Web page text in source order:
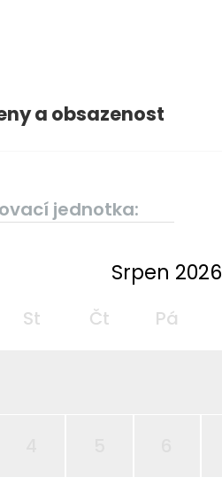
a obsazenost
jednotka:
Srpen 2026
St Čt Pá